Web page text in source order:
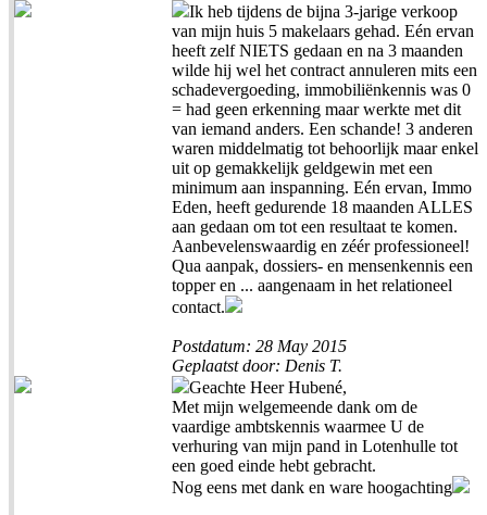
Ik heb tijdens de bijna 3-jarige verkoop
van mijn huis 5 makelaars gehad. Eén ervan
heeft zelf NIETS gedaan en na 3 maanden
wilde hij wel het contract annuleren mits een
schadevergoeding, immobiliënkennis was 0
= had geen erkenning maar werkte met dit
van iemand anders. Een schande! 3 anderen
waren middelmatig tot behoorlijk maar enkel
uit op gemakkelijk geldgewin met een
minimum aan inspanning. Eén ervan, Immo
Eden, heeft gedurende 18 maanden ALLES
aan gedaan om tot een resultaat te komen.
Aanbevelenswaardig en zéér professioneel!
Qua aanpak, dossiers- en mensenkennis een
topper en ... aangenaam in het relationeel
contact.
Postdatum: 28 May 2015
Geplaatst door: Denis T.
Geachte Heer Hubené,
Met mijn welgemeende dank om de
vaardige ambtskennis waarmee U de
verhuring van mijn pand in Lotenhulle tot
een goed einde hebt gebracht.
Nog eens met dank en ware hoogachting